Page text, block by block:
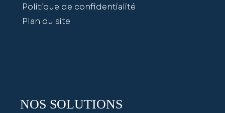
Politique de confidentialité
Plan du site
NOS SOLUTIONS